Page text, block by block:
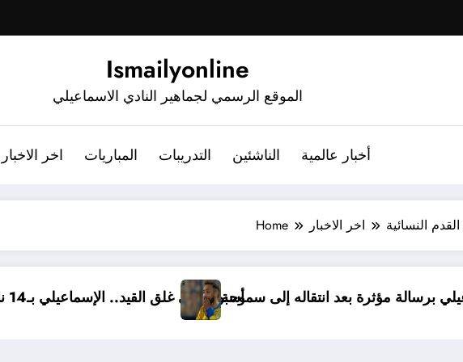
Ismailyonline
الموقع الرسمي لجماهير النادي الاسماعيلي
اخر الاخبار المباريات التدريبات الناشئين أخبار عالمية
Home اخر الاخبار النسائية
أسبوع على غلق القيد.. الإسماعيلي بـ14يودع الإسماعيلي برسالة مؤثرة بعد انتقاله إلى سموحة